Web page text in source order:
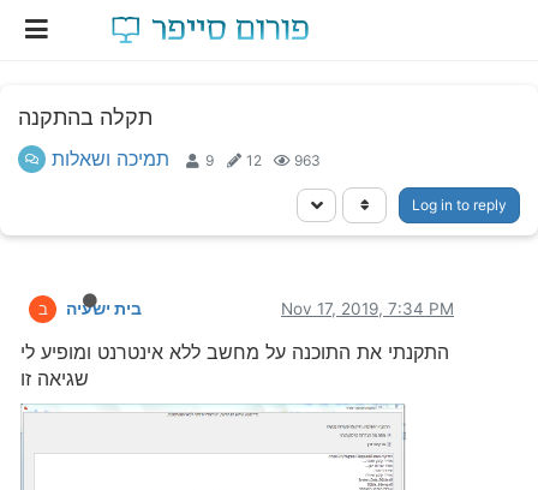
תקלה בהתקנה
תמיכה ושאלות 9 12 963
Log in to reply
ב בית ישעיה Nov 17, 2019, 7:34 PM
התקנתי את התוכנה על מחשב ללא אינטרנט ומופיע לי
שגיאה זו